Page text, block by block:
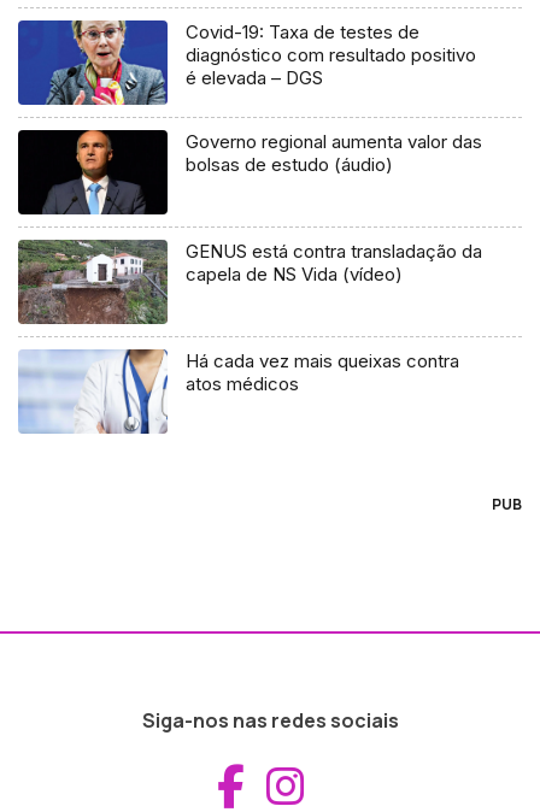
Covid-19: Taxa de testes de
diagnóstico com resultado positivo
é elevada – DGS
Governo regional aumenta valor das
bolsas de estudo (áudio)
GENUS está contra transladação da
capela de NS Vida (vídeo)
Há cada vez mais queixas contra
atos médicos
PUB
Siga-nos nas redes sociais
Aceder ao